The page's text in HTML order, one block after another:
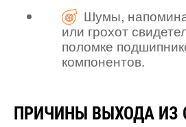
Шумы,
или грохот
поломке
компонентов.
ПРИЧИНЫ ВЫХОДА ИЗ